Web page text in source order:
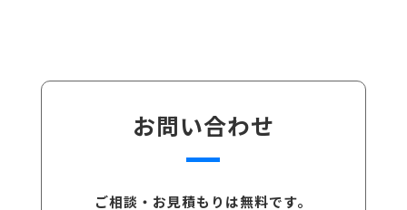
お問い合わせ
ご相談・お見積もりは無料です。